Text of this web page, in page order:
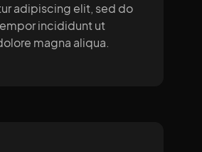
adipiscing elit, sed do
incididunt ut
magna aliqua.